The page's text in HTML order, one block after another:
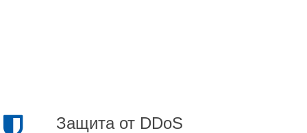
Защита от DDoS